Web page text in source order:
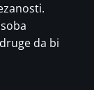
da bi